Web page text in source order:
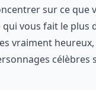
sur ce que
qui vous fait le plus
vraiment
célèbres